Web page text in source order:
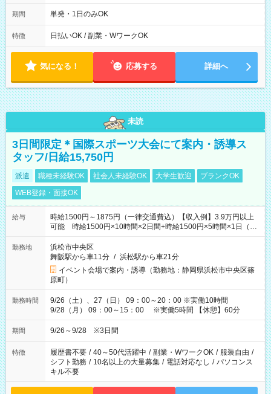
10/26 全日共通 08：00～12：00 17：00～21：00 ＊8/31
～9/19のみ下記シフトもあります！ 12：00～16：00 ＊9/6～
00
期間 単発・1日のみOK
特徴 日払いOK / 副業・WワークOK
気になる！ 応募する 詳細へ
未読
3日間限定＊国際スポーツ大会にて案内・誘導ス
タッフ/日給15,750円
派遣 職種未経験OK 社会人未経験OK 大学生歓迎
ブランクOK
WEB登録・面接OK
給与
時給1500円～1875円（一律交通費込）【収入例】3.9万円以上
可能 時給1500円×10時間×2日間+時給1500円×5時間×1日（実
働8時間を越えた時給：1875円）
勤務地
浜松市中央区
舞阪駅から車11分 / 浜松駅から車21分
イベント会場で案内・誘導（勤務地：静岡県浜松市中央区篠
原町）
勤務時間
9/26（土）、27（日） 09：00～20：00 ※実働10時間
9/28（月） 09：00～15：00 ※実働5時間 【休憩】60分
期間 9/26～9/28 ※3日間
特徴 履歴書不要 / 40～50代活躍中 / 副業・WワークOK / 服装自由 /
シフト勤務 / 10名以上の大量募集 / 電話対応なし / パソコンス
キル不要